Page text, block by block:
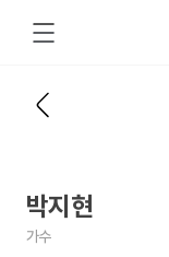
박지현
가수